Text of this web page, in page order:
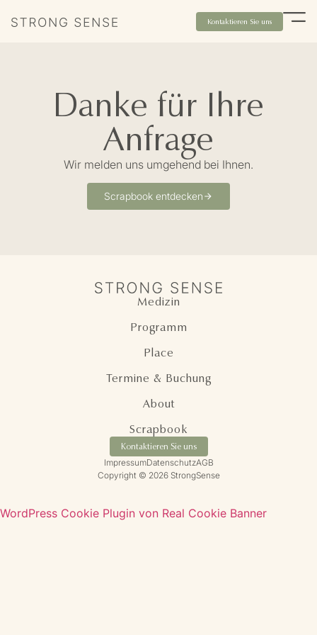
Kontaktieren Sie uns
Danke für Ihre
Anfrage
Wir melden uns umgehend bei Ihnen.
Scrapbook entdecken
Medizin
Programm
Place
Termine & Buchung
About
Scrapbook
Kontaktieren Sie uns
ImpressumDatenschutzAGB
Copyright © 2026 StrongSense
WordPress Cookie Plugin von Real Cookie Banner